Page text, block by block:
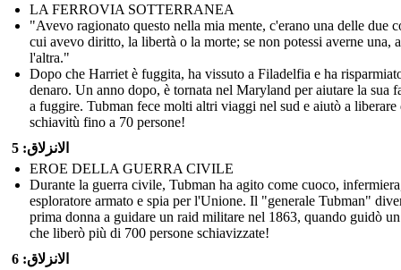
LA FERROVIA SOTTERRANEA
"Avevo ragionato questo nella mia mente, c'erano una delle due
cui avevo diritto, la libertà o la morte; se non potessi averne una,
l'altra."
Dopo che Harriet è fuggita, ha vissuto a Filadelfia e ha
denaro. Un anno dopo, è tornata nel Maryland per aiutare la sua
a fuggire. Tubman fece molti altri viaggi nel sud e aiutò a liberare
schiavitù fino a 70 persone!
الانزلاق: 5
EROE DELLA GUERRA CIVILE
Durante la guerra civile, Tubman ha agito come cuoco,
esploratore armato e spia per l'Unione. Il "generale Tubman"
prima donna a guidare un raid militare nel 1863, quando guidò
che liberò più di 700 persone schiavizzate!
الانزلاق: 6